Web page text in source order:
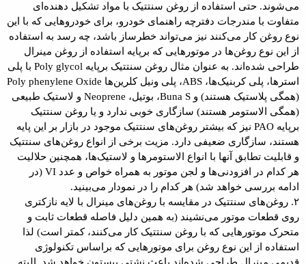
می‌شوند. حتی استفاده از روغن سنتتیک با مواد تشکیل دهنده‌ای
متفاوت با مندرجات دفترچه راهنمای خودرو، برای خودروهایی که با این
نوع روغن کار می‌کنند نیز می‌تواند خطرساز باشد، چه رسد به استفاده
از این نوع روغن‌ها در موتورهایی که برپایه استفاده از روغن مینرال
طراحی شده‌اند. به عنوان مثال روغن سنتتیک برپایه Poly glycol با پلی
استرها، پلی کربنیک‌ها، ABS، پلی ونیل کلرین‌ها Poly phenylene Oxide
(همگی پلاستیک هستند) و Buna S، بوتیل، Neoprene و لاستیک طبیعی
(همگی الاستومر هستند) سازگاری خوبی ندارد و یا روغن سنتتیک
برپایه PAO نیز که بیشتر روغن‌های سنتتیک موجود در بازار بر این پایه
هستند، سازگاری ضعیفی دارد. مزیت برخی از انواع روغن‌های سنتتیک
و قابلیت تطابق آنها با انواع الاستومرها و لاستیک‌ها، همچنین حلالیت
هر کدام در افزودنی‌ها و لجن موتور به همراه خواص و عدد VI (در
ادامه بررسی خواهد شد) هر کدام را در نمودار می‌بینید.
۲. روغن‌های سنتتیک در مقایسه با روغن‌های مینرال با لایه نازکتری
روی قطعات موتور می‌نشیند (به همین دلیل فاصله قطعات ثابت و
متحرک موتورهایی که با روغن سنتتیک کار می‌کنند، کمتر است) لذا
استفاده از این نوع روغن برای موتورهایی که براساس تکنولوژی